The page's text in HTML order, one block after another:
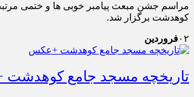
مراسم جشن مبعث پیامبر خوبی ها و ختمی
کوهدشت برگزار شد.
۰۲فروردین
تاریخچه مسجد جامع